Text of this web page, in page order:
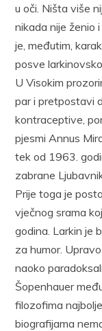
u oči. Ništa više
nikada nije ženio
je, međutim,
posve
U Visokim
par i pretpostavi
kontraceptive,
pjesmi Annus
tek od 1963.
zabrane
Prije toga je
vječnog srama
godina. Larkin je
za humor.
naoko
Šopenhauer
filozofima
biografijama